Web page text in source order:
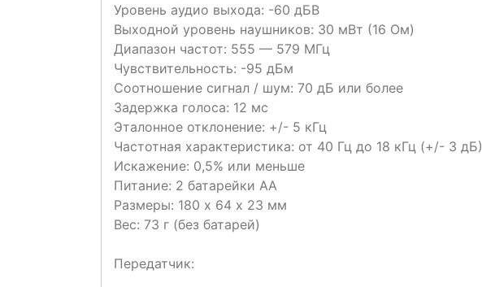
Уровень аудио выхода: -60 дБВ
Выходной уровень наушников: 30 мВт (16 Ом)
Диапазон частот: 555 — 579 МГц
Чувствительность: -95 дБм
Соотношение сигнал / шум: 70 дБ или более
Задержка голоса: 12 мс
Эталонное отклонение: +/- 5 кГц
Частотная характеристика: от 40 Гц до 18 кГц (+/- 3 дБ)
Искажение: 0,5% или меньше
Питание: 2 батарейки АА
Размеры: 180 х 64 х 23 мм
Вес: 73 г (без батарей)
Передатчик: